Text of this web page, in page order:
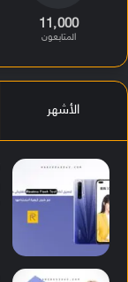
11٬000
المتابعون
الأشهر